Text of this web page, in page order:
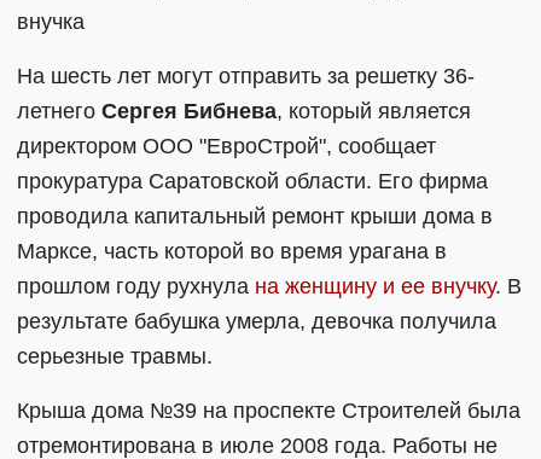
внучка
На шесть лет могут отправить за решетку 36-
летнего Сергея Бибнева, который является
директором ООО "ЕвроСтрой", сообщает
прокуратура Саратовской области. Его фирма
проводила капитальный ремонт крыши дома в
Марксе, часть которой во время урагана в
прошлом году рухнула на женщину и ее внучку. В
результате бабушка умерла, девочка получила
серьезные травмы.
Крыша дома №39 на проспекте Строителей была
отремонтирована в июле 2008 года. Работы не